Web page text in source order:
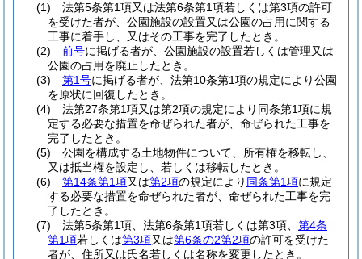
(1)
法第5条第1項又は法第6条第1項若しくは第3項の許可
を受けた者が、公園施設の設置又は公園の占用に関する
工事に着手し、又はその工事を完了したとき。
(2)
前号に掲げる者が、公園施設の設置若しくは管理又は
公園の占用を廃止したとき。
(3)
第1号に掲げる者が、法第10条第1項の規定により公園
を原状に回復したとき。
(4)
法第27条第1項又は第2項の規定により同条第1項に規
定する必要な措置を命ぜられた者が、命ぜられた工事を
完了したとき。
(5)
公園を構成する土地物件について、所有権を移転し、
又は抵当権を設定し、若しくは移転したとき。
(6)
第14条第1項又は第2項の規定により 同条第1項に規定
する必要な措置を命ぜられた者が、命ぜられた工事を完
了したとき。
(7)
法第5条第1項、法第6条第1項若しくは第3項、 第4条
第1項若しくは第3項又は第6条の2第2項の許可を受けた
者が、住所又は氏名若しくは名称を変更したとき。